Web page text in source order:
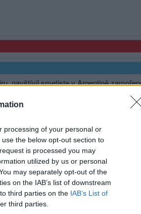
processing of your personal or
the below opt-out section to
is processed you may
utilized by us or personal
may separately opt-out of the
on the IAB’s list of downstream
third parties on the IAB’s List of
third parties.
navštívil smetiste v Argentině